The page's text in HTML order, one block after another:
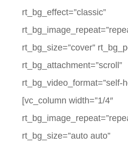
rt_bg_effect=”classic”
rt_bg_size=”cover”
rt_bg_attachment=”scroll”
rt_bg_video_format=”self-
[vc_column width=”1/4″
rt_bg_size=”auto auto”